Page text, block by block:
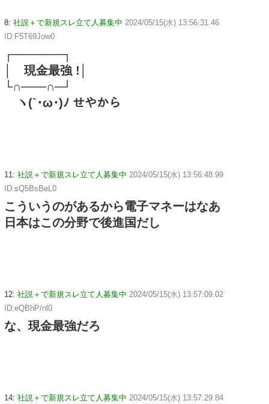
8: 社説＋で新規スレ立て人募集中 2024/05/15(水) 13:56:31.46
ID:F5T69Jow0
┌──────┐
│ 現金最強 !│
└∩───∩─┘
ヽ(`･ω･)ﾉ せやから
11: 社説＋で新規スレ立て人募集中 2024/05/15(水) 13:56:48.99
ID:sQ5BsBeL0
こういうのがあるから電子マネーはなあ
日本はこの分野で後進国だし
12: 社説＋で新規スレ立て人募集中 2024/05/15(水) 13:57:09.02
ID:eQBhP/nl0
な、現金最強だろ
14: 社説＋で新規スレ立て人募集中 2024/05/15(水) 13:57:29.84